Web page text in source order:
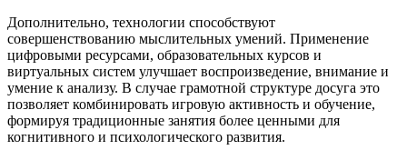
Дополнительно, технологии способствуют
совершенствованию мыслительных умений. Применение
цифровыми ресурсами, образовательных курсов и
виртуальных систем улучшает воспроизведение, внимание и
умение к анализу. В случае грамотной структуре досуга это
позволяет комбинировать игровую активность и обучение,
формируя традиционные занятия более ценными для
когнитивного и психологического развития.